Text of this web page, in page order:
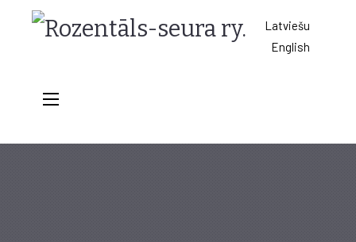
Rozentāls-
ry.
Latviešu
English